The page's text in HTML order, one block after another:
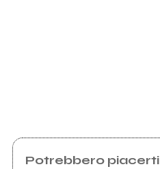
Potrebbero piacerti